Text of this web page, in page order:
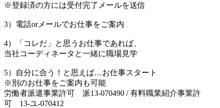
※登録済の方には受付完了メールを送信
3）電話orメールでお仕事をご案内
4）「コレだ」と思うお仕事であれば、
当社コーディネータと一緒に職場見学
5）自分に合う！と思えば…お仕事スタート
※別のお仕事をご案内も可能
労働者派遣事業許可 派13-070490 / 有料職業紹介事業許
可 13-ユ-070412